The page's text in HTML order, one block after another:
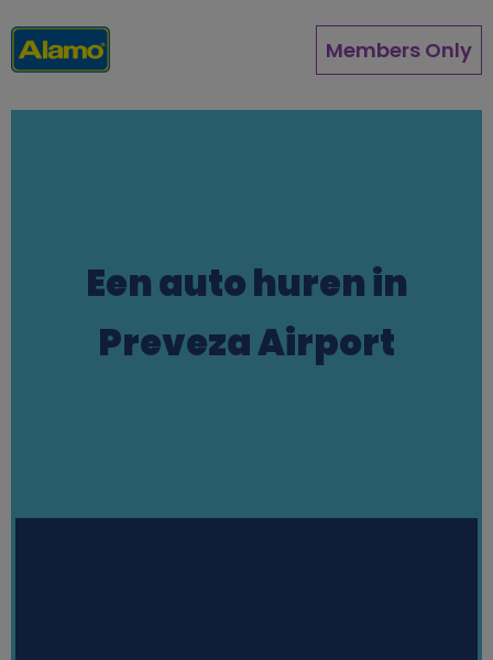
zum
Inhalt
Members Only
Een auto huren in
Preveza Airport